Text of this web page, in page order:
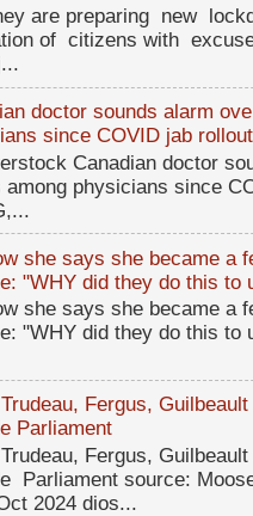
are preparing new
of citizens with
doctor sounds alarm
since COVID jab rollout
Canadian doctor
among physicians since
she says she became a
"WHY did they do this to
she says she became a
"WHY did they do this
Fergus,
Parliament
Fergus,
Parliament source:
2024 dios...